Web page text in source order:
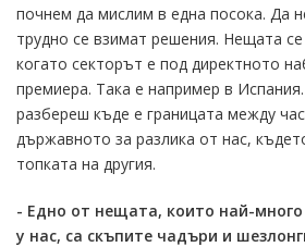
почнем да мислим в една посока. Да
трудно се взимат решения. Нещата
когато секторът е под директното
премиера. Така е например в
разбереш къде е границата между
държавното за разлика от нас,
топката на другия.
- Едно от нещата, които най-
у нас, са скъпите чадъри и